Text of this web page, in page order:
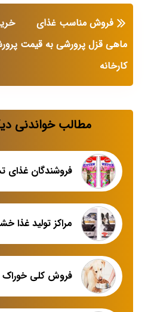
فروش مناسب غذای
ماهی قزل پرورشی به قیمت
کارخانه
مطالب خواندنی
فروشندگان غذای
مراکز تولید غذا
فروش کلی